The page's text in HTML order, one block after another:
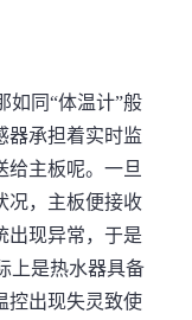
如同“体温计”般
器承担着实时监
给主板呢。一旦
况，主板便接收
出现异常，于是
上是热水器具备
控出现失灵致使